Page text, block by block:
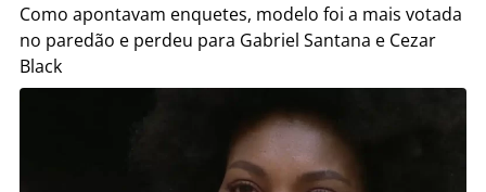
Como apontavam enquetes, modelo foi a mais votada
no paredão e perdeu para Gabriel Santana e Cezar
Black